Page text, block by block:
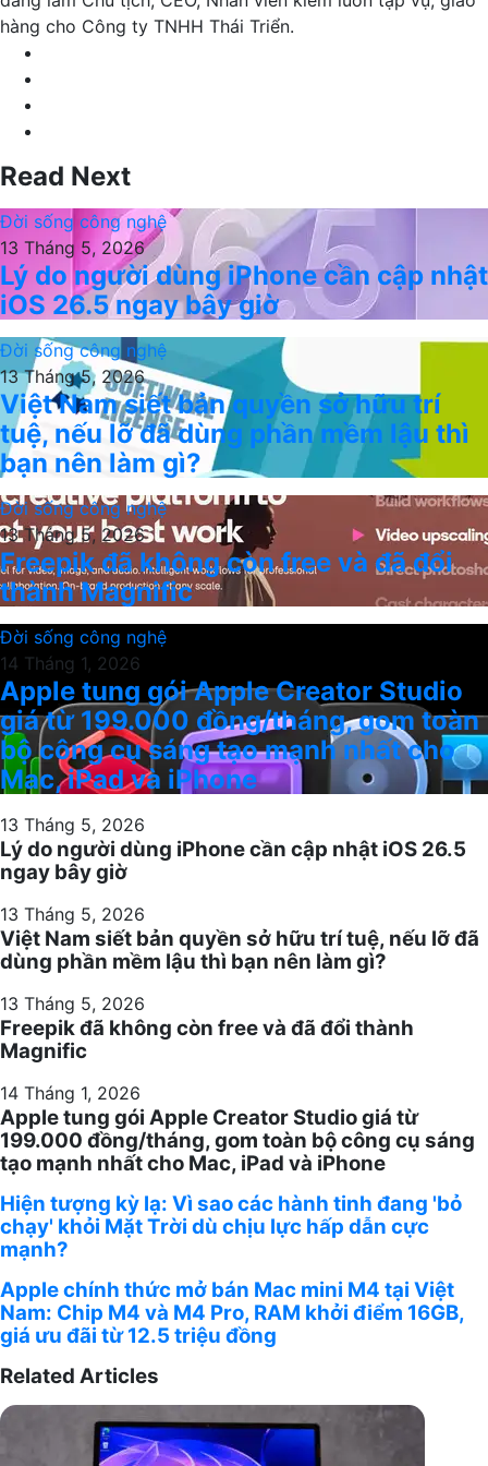
hàng cho Công ty TNHH Thái Triển.
Read Next
Đời sống công nghệ
13 Tháng 5, 2026
Lý do người dùng iPhone cần cập nhật
iOS 26.5 ngay bây giờ
Đời sống công nghệ
13 Tháng 5, 2026
Việt Nam siết bản quyền sở hữu trí
tuệ, nếu lỡ đã dùng phần mềm lậu thì
bạn nên làm gì?
Đời sống công nghệ
13 Tháng 5, 2026
Freepik đã không còn free và đã đổi
thành Magnific
Đời sống công nghệ
14 Tháng 1, 2026
Apple tung gói Apple Creator Studio
giá từ 199.000 đồng/tháng, gom toàn
bộ công cụ sáng tạo mạnh nhất cho
Mac, iPad và iPhone
13 Tháng 5, 2026
Lý do người dùng iPhone cần cập nhật iOS 26.5
ngay bây giờ
13 Tháng 5, 2026
Việt Nam siết bản quyền sở hữu trí tuệ, nếu lỡ đã
dùng phần mềm lậu thì bạn nên làm gì?
13 Tháng 5, 2026
Freepik đã không còn free và đã đổi thành
Magnific
14 Tháng 1, 2026
Apple tung gói Apple Creator Studio giá từ
199.000 đồng/tháng, gom toàn bộ công cụ sáng
tạo mạnh nhất cho Mac, iPad và iPhone
Hiện
tượng
kỳ
lạ:
Vì
sao
hành
tinh
Hiện tượng kỳ lạ: Vì sao các hành tinh đang 'bỏ
chạy' khỏi Mặt Trời dù chịu lực hấp dẫn cực
mạnh?
Apple
chính
thức
mở
Mac
Apple chính thức mở bán Mac mini M4 tại Việt
Nam: Chip M4 và M4 Pro, RAM khởi điểm 16GB,
giá ưu đãi từ 12.5 triệu đồng
Related Articles